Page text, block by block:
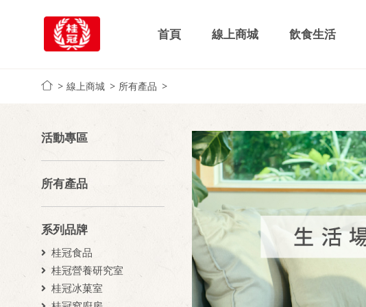
首頁 線上商城 飲食生活
線上商城 所有產品
活動專區
所有產品
系列品牌
桂冠食品
桂冠營養研究室
桂冠冰菓室